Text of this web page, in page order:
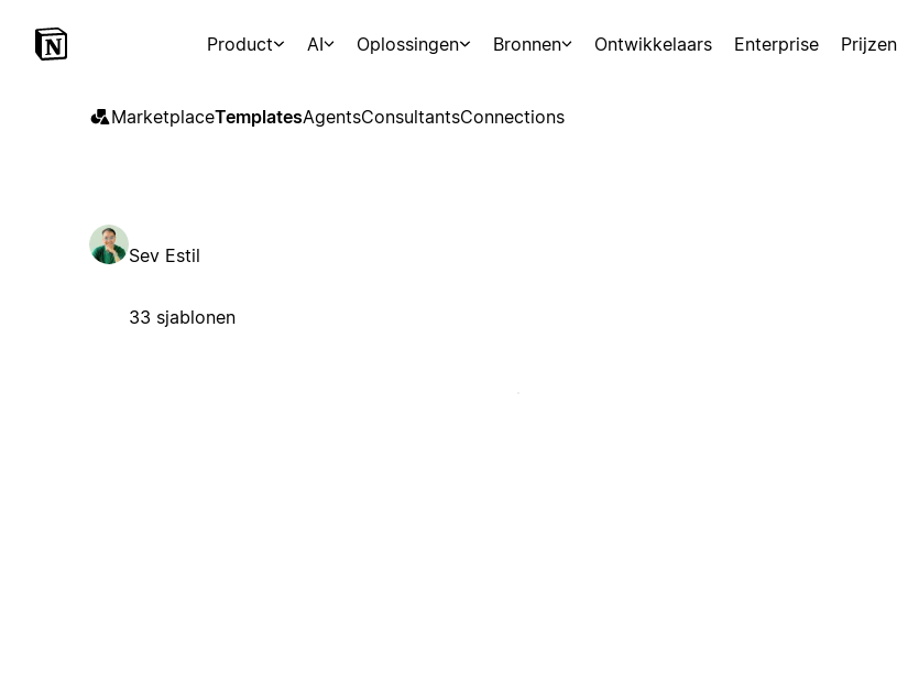
Product AI Oplossingen Bronnen Ontwikkelaars Enterprise Prijzen
MarketplaceTemplatesAgentsConsultantsConnections
Sev Estil
33 sjablonen